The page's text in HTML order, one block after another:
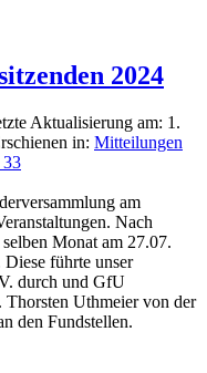
2024
Aktualisierung am: 1.
in: Mitteilungen
33
am
Nach
Monat am 27.07.
führte unser
durch und GfU
Thorsten Uthmeier von der
den Fundstellen.